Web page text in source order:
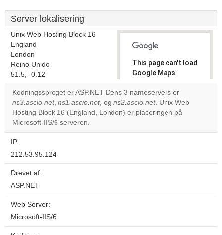
Server lokalisering
Unix Web Hosting Block 16
England
London
Reino Unido
51.5, -0.12
This page can't load
Google Maps
correctly.
Do you
own this
Kodningssproget er ASP.NET Dens 3 nameservers er
ns3.ascio.net, ns1.ascio.net, og ns2.ascio.net. Unix Web
Hosting Block 16 (England, London) er placeringen på
Microsoft-IIS/6 serveren.
IP:
212.53.95.124
Drevet af:
ASP.NET
Web Server:
Microsoft-IIS/6